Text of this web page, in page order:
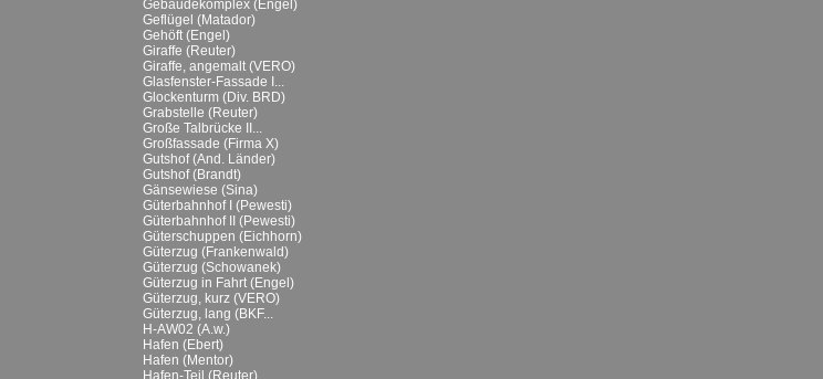
Gebäudekomplex (Engel)
Geflügel (Matador)
Gehöft (Engel)
Giraffe (Reuter)
Giraffe, angemalt (VERO)
Glasfenster-Fassade I...
Glockenturm (Div. BRD)
Grabstelle (Reuter)
Große Talbrücke II...
Großfassade (Firma X)
Gutshof (And. Länder)
Gutshof (Brandt)
Gänsewiese (Sina)
Güterbahnhof I (Pewesti)
Güterbahnhof II (Pewesti)
Güterschuppen (Eichhorn)
Güterzug (Frankenwald)
Güterzug (Schowanek)
Güterzug in Fahrt (Engel)
Güterzug, kurz (VERO)
Güterzug, lang (BKF...
H-AW02 (A.w.)
Hafen (Ebert)
Hafen (Mentor)
Hafen-Teil (Reuter)